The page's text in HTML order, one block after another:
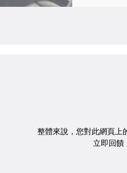
整體來說，您對此網頁上
立即回饋